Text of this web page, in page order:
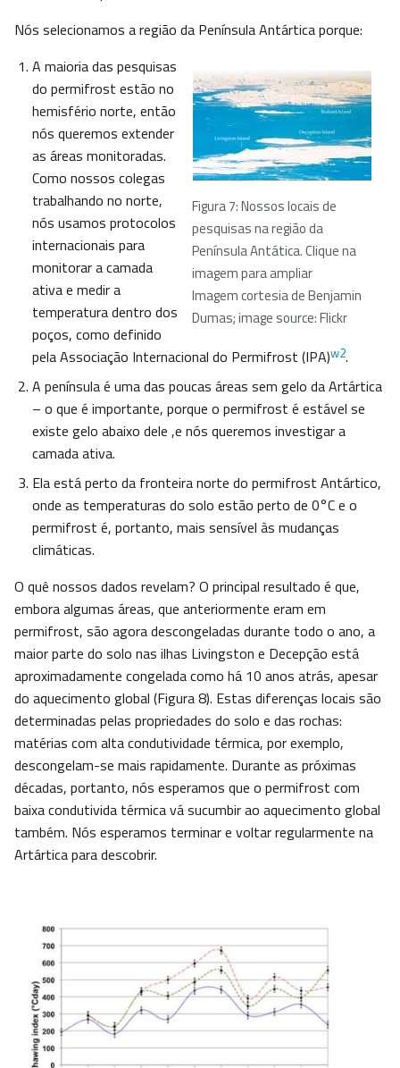
Nós selecionamos a região da Península Antártica porque:
Figura 7: Nossos locais de
pesquisas na região da
Península Antática. Clique na
imagem para ampliar
Imagem cortesia de Benjamin
Dumas; image source: Flickr
A maioria das pesquisas
do permifrost estão no
hemisfério norte, então
nós queremos extender
as áreas monitoradas.
Como nossos colegas
trabalhando no norte,
nós usamos protocolos
internacionais para
monitorar a camada
ativa e medir a
temperatura dentro dos
poços, como definido
pela Associação Internacional do Permifrost (IPA)w2.
A península é uma das poucas áreas sem gelo da Artártica
– o que é importante, porque o permifrost é estável se
existe gelo abaixo dele ,e nós queremos investigar a
camada ativa.
Ela está perto da fronteira norte do permifrost Antártico,
onde as temperaturas do solo estão perto de 0°C e o
permifrost é, portanto, mais sensível às mudanças
climáticas.
O quê nossos dados revelam? O principal resultado é que,
embora algumas áreas, que anteriormente eram em
permifrost, são agora descongeladas durante todo o ano, a
maior parte do solo nas ilhas Livingston e Decepção está
aproximadamente congelada como há 10 anos atrás, apesar
do aquecimento global (Figura 8). Estas diferenças locais são
determinadas pelas propriedades do solo e das rochas:
matérias com alta condutividade térmica, por exemplo,
descongelam-se mais rapidamente. Durante as próximas
décadas, portanto, nós esperamos que o permifrost com
baixa condutivida térmica vá sucumbir ao aquecimento global
também. Nós esperamos terminar e voltar regularmente na
Artártica para descobrir.